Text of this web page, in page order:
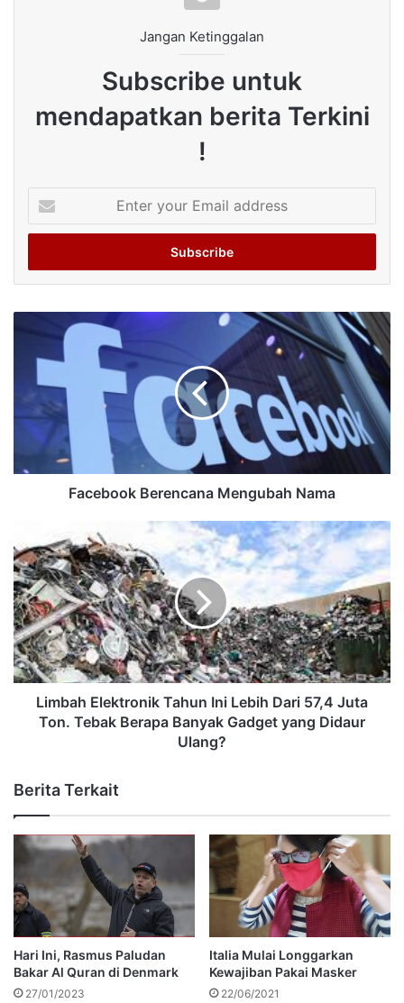
Jangan Ketinggalan
Subscribe untuk
mendapatkan berita Terkini
!
your
Email
Facebook Berencana Mengubah Nama
Limbah Elektronik Tahun Ini Lebih Dari 57,4 Juta
Ton. Tebak Berapa Banyak Gadget yang Didaur
Ulang?
Berita Terkait
Hari Ini, Rasmus Paludan
Bakar Al Quran di Denmark
27/01/2023
Italia Mulai Longgarkan
Kewajiban Pakai Masker
22/06/2021